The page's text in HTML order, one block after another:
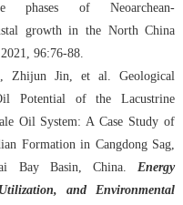
phases of Neoarchean-
growth in the North China
96:76-88.
Zhijun Jin, et al. Geological
Potential of the Lacustrine
Oil System: A Case Study of
Formation in Cangdong Sag,
Bay Basin, China.Energy
and Environmental